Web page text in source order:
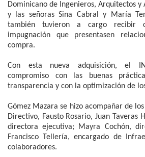
Dominicano de Ingenieros, Arquitectos y
y las señoras Sina Cabral y María
también tuvieron a cargo recibir
impugnación que presentasen
compra.
Con esta nueva adquisición, el
compromiso con las buenas
transparencia y con la optimización de
Gómez Mazara se hizo acompañar de
Directivo, Fausto Rosario, Juan Taveras
directora ejecutiva; Mayra Cochón,
Francisco Tellería, encargado de
colaboradores.